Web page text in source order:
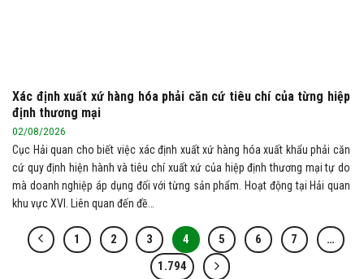
Xác định xuất xứ hàng hóa phải căn cứ tiêu chí của từng hiệp
định thương mại
02/08/2026
Cục Hải quan cho biết việc xác định xuất xứ hàng hóa xuất khẩu phải căn
cứ quy định hiện hành và tiêu chí xuất xứ của hiệp định thương mại tự do
mà doanh nghiệp áp dụng đối với từng sản phẩm. Hoạt động tại Hải quan
khu vực XVI. Liên quan đến đề…
1 2 3 4 5 6 7
…
1.794